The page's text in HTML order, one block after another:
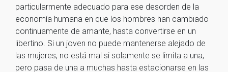
particularmente adecuado para ese desorden de la
economía humana en que los hombres han cambiado
continuamente de amante, hasta convertirse en un
libertino. Si un joven no puede mantenerse alejado de
las mujeres, no está mal si solamente se limita a una,
pero pasa de una a muchas hasta estacionarse en las